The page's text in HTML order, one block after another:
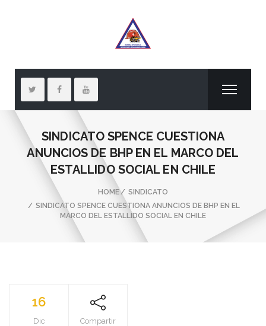
SINDICATO SPENCE CUESTIONA
ANUNCIOS DE BHP EN EL MARCO DEL
ESTALLIDO SOCIAL EN CHILE
HOME
SINDICATO
SINDICATO SPENCE CUESTIONA ANUNCIOS DE BHP EN EL
MARCO DEL ESTALLIDO SOCIAL EN CHILE
16
Dic Compartir